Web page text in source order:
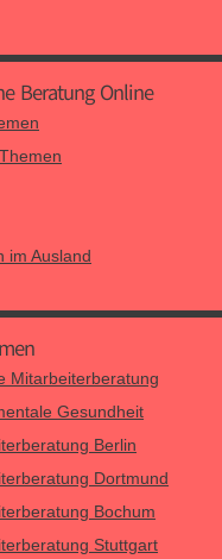
Beratung Online
im Ausland
Mitarbeiterberatung
Gesundheit
Berlin
Dortmund
Bochum
Stuttgart